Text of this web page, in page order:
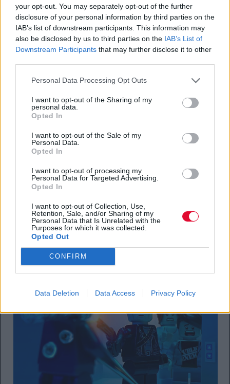
your opt-out. You may separately opt-out of the further
disclosure of your personal information by third parties on the
IAB’s list of downstream participants. This information may
also be disclosed by us to third parties on the IAB’s List of
Downstream Participants that may further disclose it to other
Personal Data Processing Opt Outs
I want to opt-out of the Sharing of my
personal data.
Opted In
I want to opt-out of the Sale of my
Personal Data.
Opted In
I want to opt-out of processing my
Personal Data for Targeted Advertising.
Opted In
I want to opt-out of Collection, Use,
Retention, Sale, and/or Sharing of my
Personal Data that Is Unrelated with the
Purposes for which it was collected.
Opted Out
CONFIRM
Data Deletion Data Access Privacy Policy
Iron Man
The Terminator